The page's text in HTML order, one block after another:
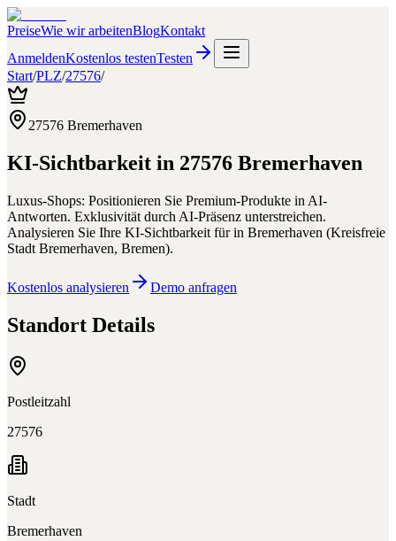
PreiseWie wir arbeitenBlogKontakt
AnmeldenKostenlos testenTesten
Start/PLZ/27576/
27576 Bremerhaven
KI-Sichtbarkeit in 27576 Bremerhaven
Luxus-Shops: Positionieren Sie Premium-Produkte in AI-
Antworten. Exklusivität durch AI-Präsenz unterstreichen.
Analysieren Sie Ihre KI-Sichtbarkeit fürin Bremerhaven (Kreisfreie
Stadt Bremerhaven, Bremen).
Kostenlos analysieren Demo anfragen
Standort Details
Postleitzahl
27576
Stadt
Bremerhaven